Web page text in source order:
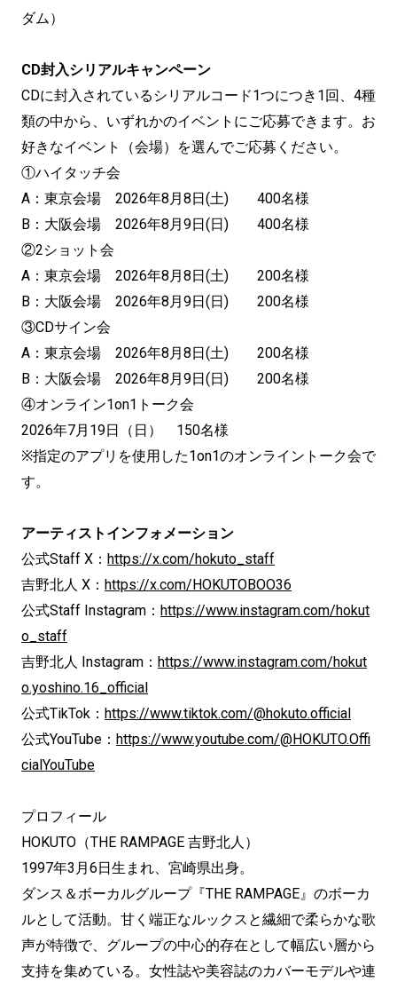
ダム）
CD封入シリアルキャンペーン
CDに封入されているシリアルコード1つにつき1回、4種
類の中から、いずれかのイベントにご応募できます。お
好きなイベント（会場）を選んでご応募ください。
①ハイタッチ会
A：東京会場 2026年8月8日(土) 400名様
B：大阪会場 2026年8月9日(日) 400名様
②2ショット会
A：東京会場 2026年8月8日(土) 200名様
B：大阪会場 2026年8月9日(日) 200名様
③CDサイン会
A：東京会場 2026年8月8日(土) 200名様
B：大阪会場 2026年8月9日(日) 200名様
④オンライン1on1トーク会
2026年7月19日（日） 150名様
※指定のアプリを使用した1on1のオンライントーク会で
す。
アーティストインフォメーション
公式Staff X： https://x.com/hokuto_staff
吉野北人 X： https://x.com/HOKUTOBOO36
公式Staff Instagram： https://www.instagram.com/hokut
o_staff
吉野北人 Instagram： https://www.instagram.com/hokut
o.yoshino.16_official
公式TikTok： https://www.tiktok.com/@hokuto.official
公式YouTube： https://www.youtube.com/@HOKUTO.Offi
cialYouTube
プロフィール
HOKUTO（THE RAMPAGE 吉野北人）
1997年3月6日生まれ、宮崎県出身。
ダンス＆ボーカルグループ『THE RAMPAGE』のボーカ
ルとして活動。甘く端正なルックスと繊細で柔らかな歌
声が特徴で、グループの中心的存在として幅広い層から
支持を集めている。女性誌や美容誌のカバーモデルや連